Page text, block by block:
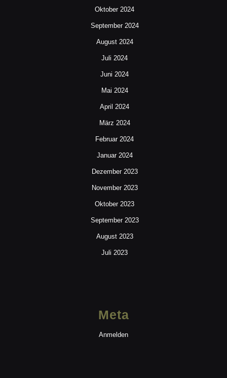
Oktober 2024
September 2024
August 2024
Juli 2024
Juni 2024
Mai 2024
April 2024
März 2024
Februar 2024
Januar 2024
Dezember 2023
November 2023
Oktober 2023
September 2023
August 2023
Juli 2023
Meta
Anmelden